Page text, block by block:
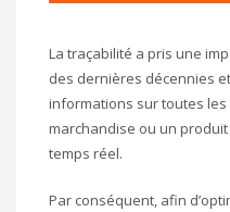
La traçabilité a pris une
des dernières décennies
informations sur toutes
marchandise ou un
temps réel.
Par conséquent, afin